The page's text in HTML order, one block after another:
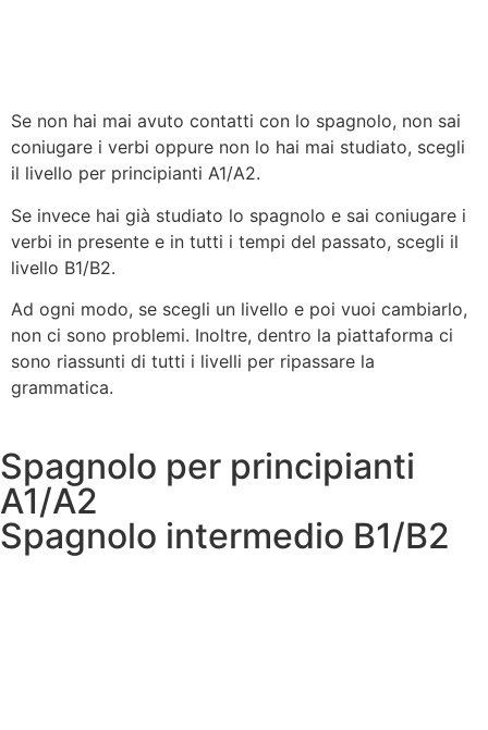
Se non hai mai avuto contatti con lo spagnolo, non sai
coniugare i verbi oppure non lo hai mai studiato, scegli
il livello per principianti A1/A2.
Se invece hai già studiato lo spagnolo e sai coniugare i
verbi in presente e in tutti i tempi del passato, scegli il
livello B1/B2.
Ad ogni modo, se scegli un livello e poi vuoi cambiarlo,
non ci sono problemi. Inoltre, dentro la piattaforma ci
sono riassunti di tutti i livelli per ripassare la
grammatica.
Spagnolo per principianti
A1/A2
Spagnolo intermedio B1/B2